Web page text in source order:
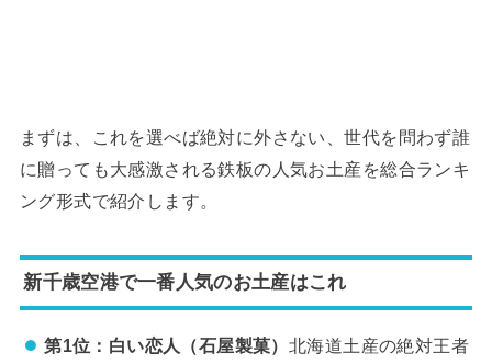
まずは、これを選べば絶対に外さない、世代を問わず誰
に贈っても大感激される鉄板の人気お土産を総合ランキ
ング形式で紹介します。
新千歳空港で一番人気のお土産はこれ
第1位：白い恋人（石屋製菓） 北海道土産の絶対王者